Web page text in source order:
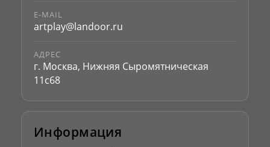
E-MAIL
artplay@landoor.ru
АДРЕС
г. Москва, Нижняя Сыромятническая
11с68
Информация